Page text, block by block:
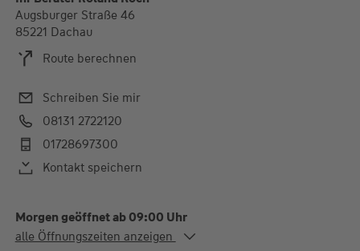
Augsburger Straße 46
85221 Dachau
Route berechnen
Schreiben Sie mir
08131 2722120
01728697300
Kontakt speichern
Morgen geöffnet ab 09:00 Uhr
Alle Öffnungszeiten
alle Öffnungszeiten anzeigen